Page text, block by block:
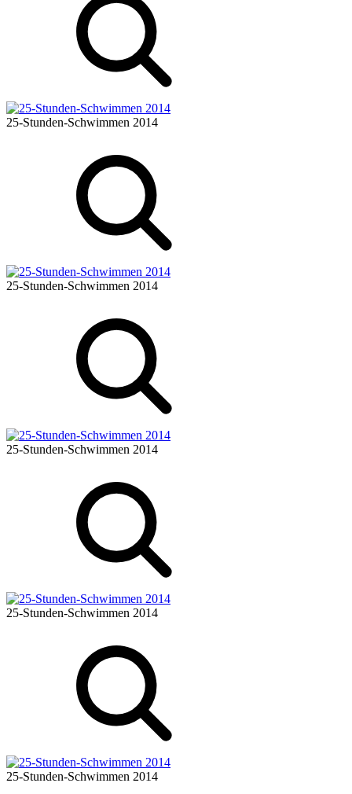
25-Stunden-Schwimmen 2014
25-Stunden-Schwimmen 2014
25-Stunden-Schwimmen 2014
25-Stunden-Schwimmen 2014
25-Stunden-Schwimmen 2014